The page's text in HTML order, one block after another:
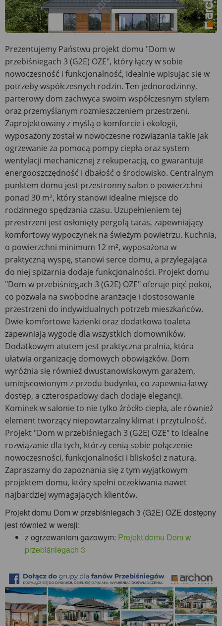
Prezentujemy Państwu projekt domu "Dom w
przebiśniegach 3 (G2E) OZE", który łączy w sobie
nowoczesność i funkcjonalność, idealnie wpisując się w
potrzeby współczesnych rodzin. Ten jednorodzinny,
parterowy dom zachwyca swoim współczesnym stylem
oraz przemyślanym rozmieszczeniem przestrzeni.
Zaprojektowany z myślą o komforcie i ekologii,
wyposażony został w nowoczesne rozwiązania takie jak
ogrzewanie za pomocą pompy ciepła oraz system
wentylacji mechanicznej z rekuperacją, co gwarantuje
energooszczędność i dbałość o środowisko. Centralnym
punktem domu jest przestronny salon o powierzchni
ponad 30 m², który stanowi idealne miejsce do
rodzinnego spędzania czasu. Uzupełnieniem tej
przestrzeni jest osłonięty pergolą taras, zapewniający
komfortowy wypoczynek na świeżym powietrzu. Kuchnia,
o powierzchni minimum 12 m², wyposażona w
praktyczną wyspę, stanowi serce domu, a przylegająca
do niej spiżarnia dodaje funkcjonalności. Projekt domu
"Dom w przebiśniegach 3 (G2E) OZE" oferuje pięć pokoi,
co pozwala na swobodne aranżacje i dostosowanie
przestrzeni do indywidualnych potrzeb mieszkańców.
Dwie komfortowe łazienki oraz dodatkowa toaleta
zapewniają wygodę dla wszystkich domowników.
Dodatkowym atutem jest praktyczna pralnia, która
ułatwia organizację domowych obowiązków. Dom
wyróżnia się również dwustanowiskowym garażem,
umiejscowionym z przodu budynku, co zapewnia łatwy
dostęp, a czterospadowy dach dodaje elegancji.
Kominek w salonie to nie tylko źródło ciepła, ale również
element tworzący niepowtarzalny klimat i przytulność.
Projekt "Dom w przebiśniegach 3 (G2E) OZE" to idealne
rozwiązanie dla tych, którzy cenią sobie połączenie
nowoczesności, funkcjonalności i bliskości z naturą.
Zapraszamy do zapoznania się z tym wyjątkowym
projektem domu, który spełni oczekiwania nawet
najbardziej wymagających klientów.
Projekt domu Dom w przebiśniegach 3 (G2E) OZE dostępny
jest również w wersji:
z ogrzewaniem gazowym: Projekt domu Dom w
przebiśniegach 3